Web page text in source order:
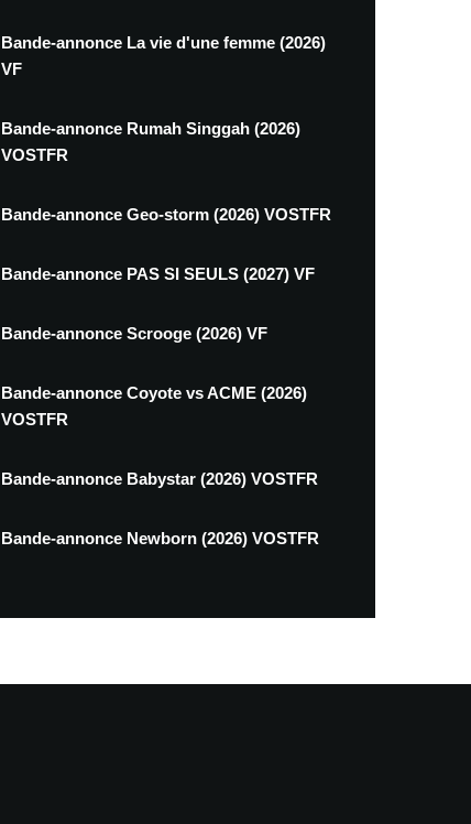
Bande-annonce La vie d'une femme (2026)
VF
Bande-annonce Rumah Singgah (2026)
VOSTFR
Bande-annonce Geo-storm (2026) VOSTFR
Bande-annonce PAS SI SEULS (2027) VF
Bande-annonce Scrooge (2026) VF
Bande-annonce Coyote vs ACME (2026)
VOSTFR
Bande-annonce Babystar (2026) VOSTFR
Bande-annonce Newborn (2026) VOSTFR